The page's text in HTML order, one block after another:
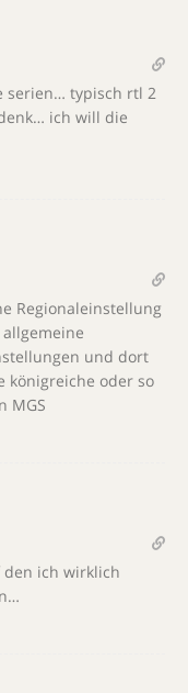
serien… typisch rtl 2
ich will die
Regionaleinstellung
und dort
königreiche oder so
MGS
den ich wirklich